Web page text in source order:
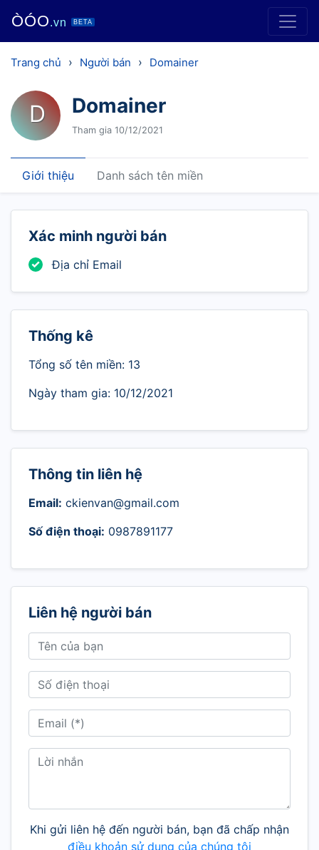
ÒÓO.vn BETA
Trang chủ › Người bán › Domainer
D Domainer
Tham gia 10/12/2021
Giới thiệu Danh sách tên miền
Xác minh người bán
Địa chỉ Email
Thống kê
Tổng số tên miền: 13
Ngày tham gia: 10/12/2021
Thông tin liên hệ
Email: ckienvan@gmail.com
Số điện thoại: 0987891177
Liên hệ người bán
Khi gửi liên hệ đến người bán, bạn đã chấp nhận
điều khoản sử dụng của chúng tôi